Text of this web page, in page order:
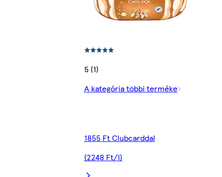
5 (1)
A kategória többi terméke
1855 Ft Clubcarddal
(2248 Ft/l)